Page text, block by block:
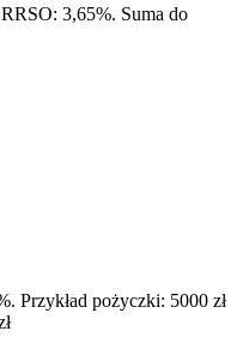
3,65%. Suma do
Przykład pożyczki: 5000 zł